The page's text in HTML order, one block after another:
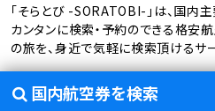
「そらとび -SORATOBI-」は、国
カンタンに検索・予約のできる格安
の旅を、身近で気軽に検索頂けるサ
国内航空券を検索